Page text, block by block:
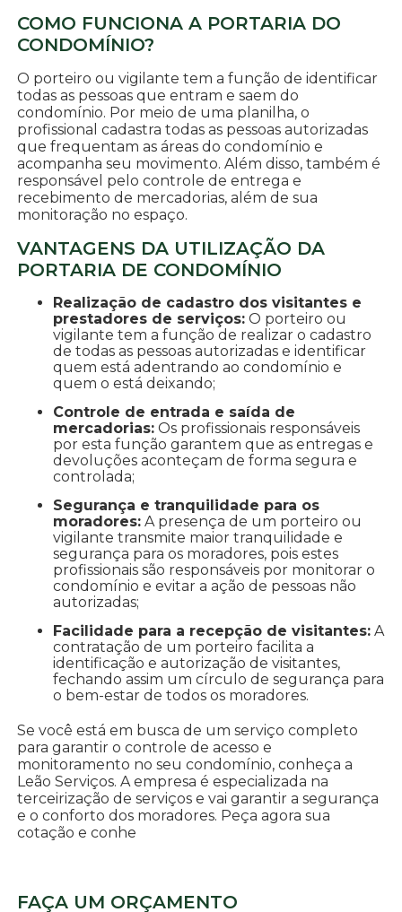
COMO FUNCIONA A PORTARIA DO
CONDOMÍNIO?
O porteiro ou vigilante tem a função de identificar
todas as pessoas que entram e saem do
condomínio. Por meio de uma planilha, o
profissional cadastra todas as pessoas autorizadas
que frequentam as áreas do condomínio e
acompanha seu movimento. Além disso, também é
responsável pelo controle de entrega e
recebimento de mercadorias, além de sua
monitoração no espaço.
VANTAGENS DA UTILIZAÇÃO DA
PORTARIA DE CONDOMÍNIO
Realização de cadastro dos visitantes e
prestadores de serviços: O porteiro ou
vigilante tem a função de realizar o cadastro
de todas as pessoas autorizadas e identificar
quem está adentrando ao condomínio e
quem o está deixando;
Controle de entrada e saída de
mercadorias: Os profissionais responsáveis
por esta função garantem que as entregas e
devoluções aconteçam de forma segura e
controlada;
Segurança e tranquilidade para os
moradores: A presença de um porteiro ou
vigilante transmite maior tranquilidade e
segurança para os moradores, pois estes
profissionais são responsáveis por monitorar o
condomínio e evitar a ação de pessoas não
autorizadas;
Facilidade para a recepção de visitantes: A
contratação de um porteiro facilita a
identificação e autorização de visitantes,
fechando assim um círculo de segurança para
o bem-estar de todos os moradores.
Se você está em busca de um serviço completo
para garantir o controle de acesso e
monitoramento no seu condomínio, conheça a
Leão Serviços. A empresa é especializada na
terceirização de serviços e vai garantir a segurança
e o conforto dos moradores. Peça agora sua
cotação e conhe
FAÇA UM ORÇAMENTO